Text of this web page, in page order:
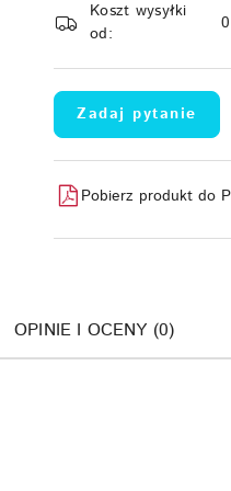
dostawa
Koszt wysyłki
od:
0
Zadaj pytanie
Pobierz produkt do
OPINIE I OCENY (0)